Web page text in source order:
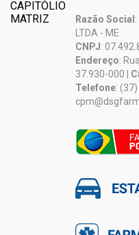
Razão Social
LTDA - ME
CNPJ:
Endereço:
37.930-000 |
Telefone: